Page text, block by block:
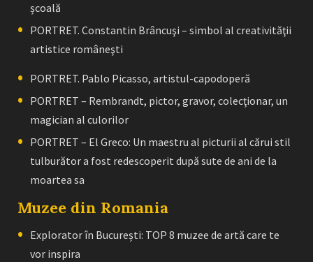
școală
PORTRET. Constantin Brâncuşi – simbol al creativităţii
artistice româneşti
PORTRET. Pablo Picasso, artistul-capodoperă
PORTRET – Rembrandt, pictor, gravor, colecţionar, un
magician al culorilor
PORTRET – El Greco: Un maestru al picturii al cărui stil
tulburător a fost redescoperit după sute de ani de la
moartea sa
Muzee din Romania
Explorator în București: TOP 8 muzee de artă care te
vor inspira